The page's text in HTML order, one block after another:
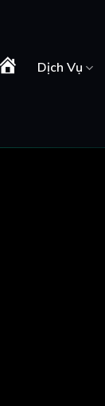
Trang Dịch Vụ